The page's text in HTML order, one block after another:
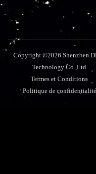
Copyright ©2026 Shenzhen
Technology Co.,Ltd
Termes et Conditions
Politique de confidentialité